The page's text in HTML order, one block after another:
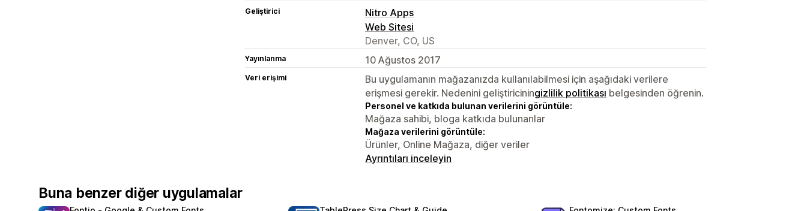
Geliştirici
Nitro Apps
Web Sitesi
Denver, CO, US
Yayınlanma 10 Ağustos 2017
Veri erişimi
Bu uygulamanın mağazanızda kullanılabilmesi için aşağıdaki verilere
erişmesi gerekir. Nedenini geliştiriciningizlilik politikası belgesinden öğrenin.
Personel ve katkıda bulunan verilerini görüntüle:
Mağaza sahibi, bloga katkıda bulunanlar
Mağaza verilerini görüntüle:
Ürünler, Online Mağaza, diğer veriler
Ayrıntıları inceleyin
Buna benzer diğer uygulamalar